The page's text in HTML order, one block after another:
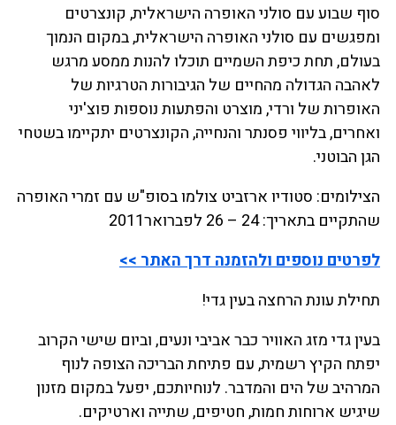
סוף שבוע עם סולני האופרה הישראלית, קונצרטים
ומפגשים עם סולני האופרה הישראלית, במקום הנמוך
בעולם, תחת כיפת השמיים תוכלו להנות ממסע מרגש
לאהבה הגדולה מהחיים של הגיבורות הטרגיות של
האופרות של ורדי, מוצרט והפתעות נוספות פוצ'יני
ואחרים, בליווי פסנתר והנחייה, הקונצרטים יתקיימו בשטחי
הגן הבוטני.
הצילומים: סטודיו ארזביט צולמו בסופ"ש עם זמרי האופרה
שהתקיים בתאריך: 24 – 26 לפברואר2011
לפרטים נוספים ולהזמנה דרך האתר >>
תחילת עונת הרחצה בעין גדי!
בעין גדי מזג האוויר כבר אביבי ונעים, וביום שישי הקרוב
יפתח הקיץ רשמית, עם פתיחת הבריכה הצופה לנוף
המרהיב של הים והמדבר. לנוחיותכם, יפעל במקום מזנון
שיגיש ארוחות חמות, חטיפים, שתייה וארטיקים.